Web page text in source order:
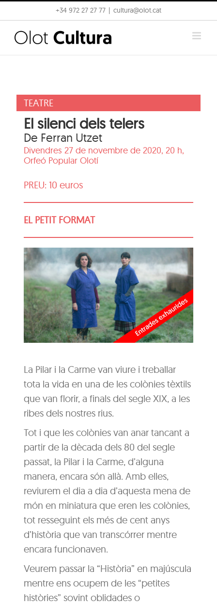
to
content
+34 972 27 27 77 cultura@olot.cat
TEATRE
El silenci dels telers
De Ferran Utzet
Divendres 27 de novembre de 2020, 20 h,
Orfeó Popular Olotí
PREU: 10 euros
EL PETIT FORMAT
La Pilar i la Carme van viure i treballar
tota la vida en una de les colònies tèxtils
que van florir, a finals del segle XIX, a les
ribes dels nostres rius.
Tot i que les colònies van anar tancant a
partir de la dècada dels 80 del segle
passat, la Pilar i la Carme, d’alguna
manera, encara són allà. Amb elles,
reviurem el dia a dia d’aquesta mena de
món en miniatura que eren les colònies,
tot resseguint els més de cent anys
d’història que van transcórrer mentre
encara funcionaven.
Veurem passar la “Història” en majúscula
mentre ens ocupem de les “petites
històries” sovint oblidades o